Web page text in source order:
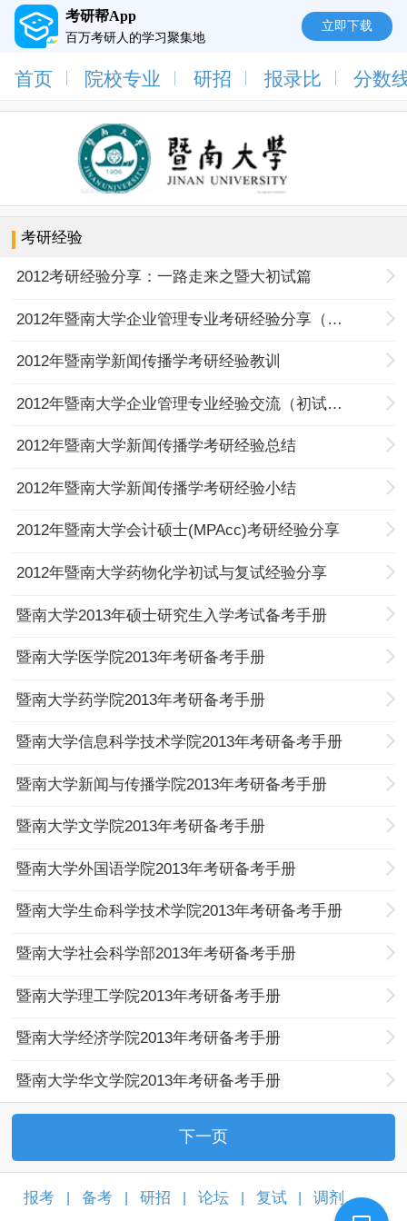
考研帮App
百万考研人的学习聚集地
立即下载
首页 院校专业 研招 报录比 分数
考研经验
2012考研经验分享：一路走来之暨大初试篇
2012年暨南大学企业管理专业考研经验分享（复试篇）
2012年暨南学新闻传播学考研经验教训
2012年暨南大学企业管理专业经验交流（初试篇）
2012年暨南大学新闻传播学考研经验总结
2012年暨南大学新闻传播学考研经验小结
2012年暨南大学会计硕士(MPAcc)考研经验分享
2012年暨南大学药物化学初试与复试经验分享
暨南大学2013年硕士研究生入学考试备考手册
暨南大学医学院2013年考研备考手册
暨南大学药学院2013年考研备考手册
暨南大学信息科学技术学院2013年考研备考手册
暨南大学新闻与传播学院2013年考研备考手册
暨南大学文学院2013年考研备考手册
暨南大学外国语学院2013年考研备考手册
暨南大学生命科学技术学院2013年考研备考手册
暨南大学社会科学部2013年考研备考手册
暨南大学理工学院2013年考研备考手册
暨南大学经济学院2013年考研备考手册
暨南大学华文学院2013年考研备考手册
下一页
报考 备考 研招 论坛 复试 调剂